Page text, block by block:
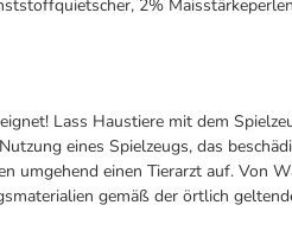
2% Maisstärkeperlen
Lass Haustiere mit dem
eines Spielzeugs, das
umgehend einen Tierarzt auf. Von
gemäß der örtlich